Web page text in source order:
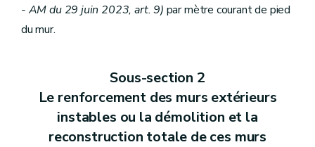
- AM du 29 juin 2023, art. 9) par mètre courant de pied
du mur.
Sous-section 2
Le renforcement des murs extérieurs
instables ou la démolition et la
reconstruction totale de ces murs